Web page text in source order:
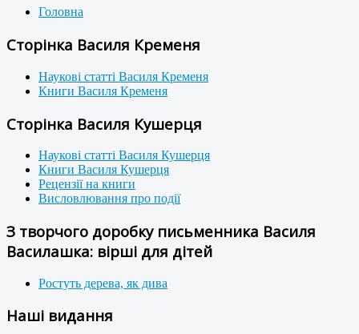
Головна
Сторінка Василя Кременя
Наукові статті Василя Кременя
Книги Василя Кременя
Сторінка Василя Кушерця
Наукові статті Василя Кушерця
Книги Василя Кушерця
Рецензії на книги
Висловлювання про події
З творчого доробку письменника Василя
Василашка: вірші для дітей
Ростуть дерева, як дива
Наші видання